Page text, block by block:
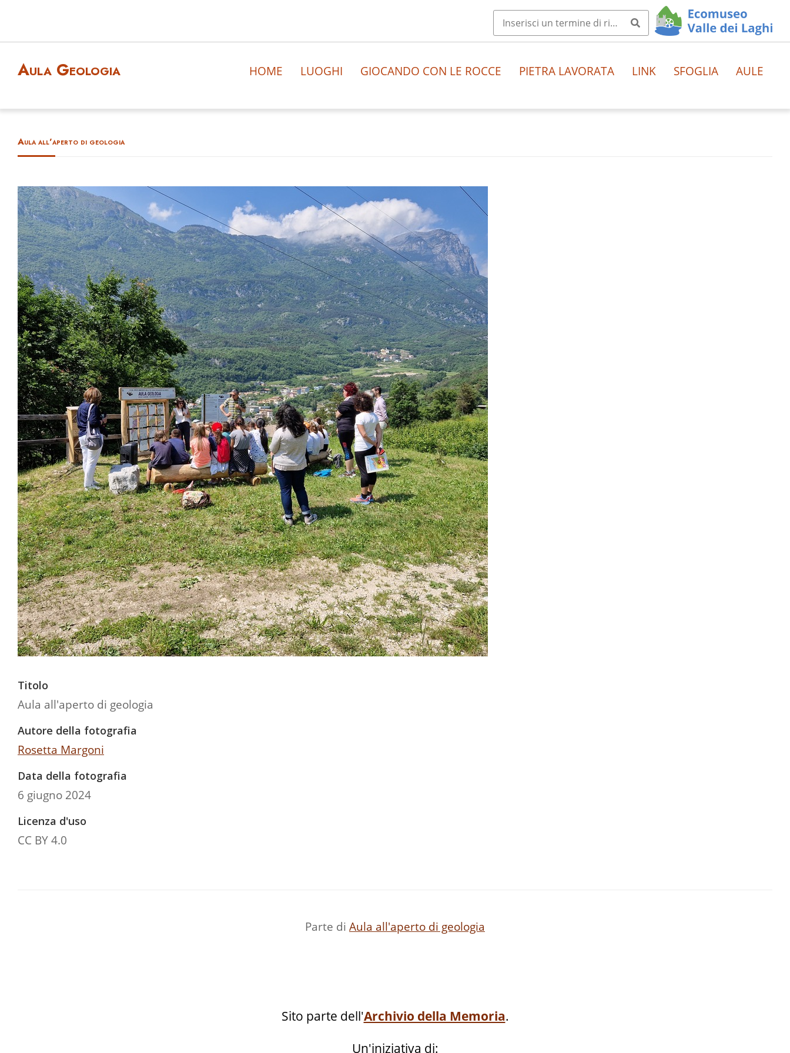
Aula Geologia HOME LUOGHI GIOCANDO CON LE ROCCE PIETRA LAVORATA LINK SFOGLIA AULE
Aula all'aperto di geologia
Titolo
Aula all'aperto di geologia
Autore della fotografia
Rosetta Margoni
Data della fotografia
6 giugno 2024
Licenza d'uso
CC BY 4.0
Parte di Aula all'aperto di geologia
Sito parte dell'Archivio della Memoria.
Un'iniziativa di: